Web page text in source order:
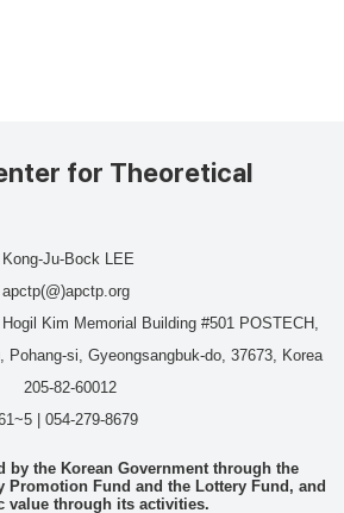
for Theoretical
Kong-Ju-Bock LEE
apctp(@)apctp.org
Hogil Kim Memorial Building #501 POSTECH,
Pohang-si, Gyeongsangbuk-do, 37673, Korea
205-82-60012
| 054-279-8679
by the Korean Government through the
Promotion Fund and the Lottery Fund, and
value through its activities.